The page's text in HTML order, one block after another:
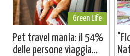
Green Life
Pet travel mania: il 54%
delle persone viaggia...